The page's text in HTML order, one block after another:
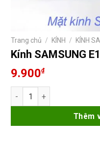
Trang chủ / KÍNH / KÍNH
Kính SAMSUNG
9.900₫
Kính SAMSUNG E120 để
Thêm